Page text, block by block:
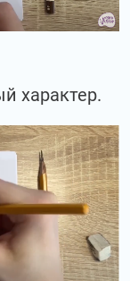
характер.